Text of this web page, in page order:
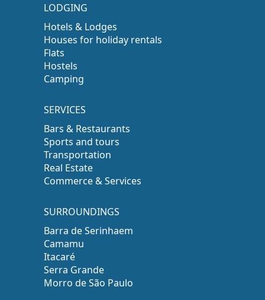
LODGING
Hotels & Lodges
Houses for holiday rentals
Flats
Hostels
Camping
SERVICES
Bars & Restaurants
Sports and tours
Transportation
Real Estate
Commerce & Services
SURROUNDINGS
Barra de Serinhaem
Camamu
Itacaré
Serra Grande
Morro de São Paulo